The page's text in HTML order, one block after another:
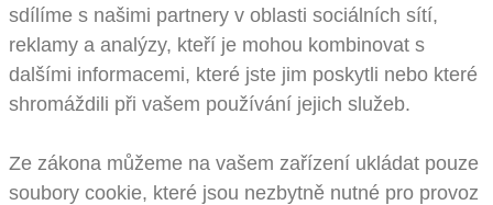
sdílíme s našimi partnery v oblasti sociálních sítí,
reklamy a analýzy, kteří je mohou kombinovat s
dalšími informacemi, které jste jim poskytli nebo které
shromáždili při vašem používání jejich služeb.
Ze zákona můžeme na vašem zařízení ukládat pouze
soubory cookie, které jsou nezbytně nutné pro provoz